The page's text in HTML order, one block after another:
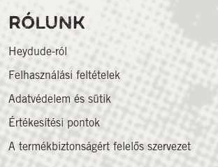
RÓLUNK
Heydude-ról
Felhasználási feltételek
Adatvédelem és sütik
Értékesítési pontok
A termékbiztonságért felelős szervezet